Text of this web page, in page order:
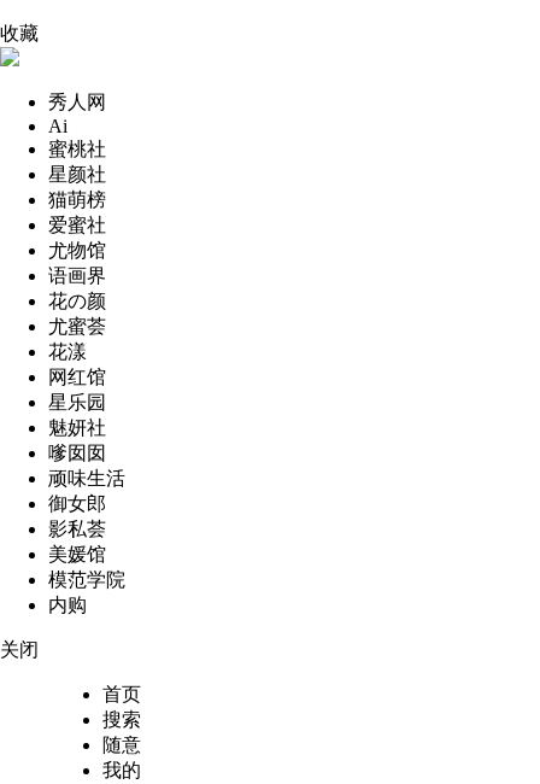
收藏
秀人网
Ai
蜜桃社
星颜社
猫萌榜
爱蜜社
尤物馆
语画界
花の颜
尤蜜荟
花漾
网红馆
星乐园
魅妍社
嗲囡囡
顽味生活
御女郎
影私荟
美媛馆
模范学院
内购
关闭
首页
搜索
随意
我的